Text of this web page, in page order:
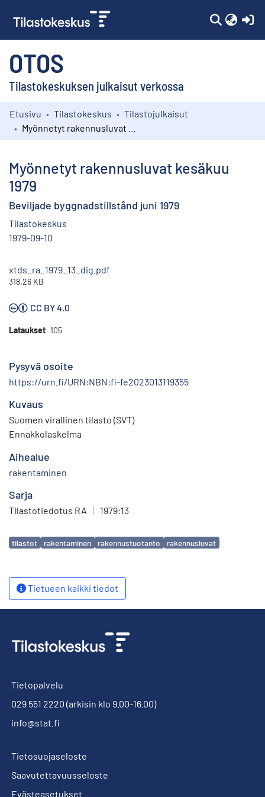
OTOS
Tilastokeskuksen julkaisut verkossa
Kokoelmat
Etusivu Tilastokeskus
Tilastojulkaisut
Myönnetyt rakennusluvat kesäkuu
1979
Beviljade byggnadstillstånd juni 1979
Tilastokeskus
1979-09-10
xtds_ra_1979_13_dig.pdf
318.26 KB
CC BY 4.0
Lataukset 105
Pysyvä osoite
https://urn.fi/URN:NBN:fi-fe2023013119355
Kuvaus
Suomen virallinen tilasto (SVT)
Ennakkolaskelma
Aihealue
rakentaminen
Sarja
Tilastotiedotus RA | 1979:13
Avainsanat
tilastot rakentaminen rakennustuotanto rakennusluvat
Tietueen kaikki tiedot
Tietopalvelu
029 551 2220 (arkisin klo 9.00-16.00)
info@stat.fi
Tietosuojaseloste
Saavutettavuusseloste
Evästeasetukset